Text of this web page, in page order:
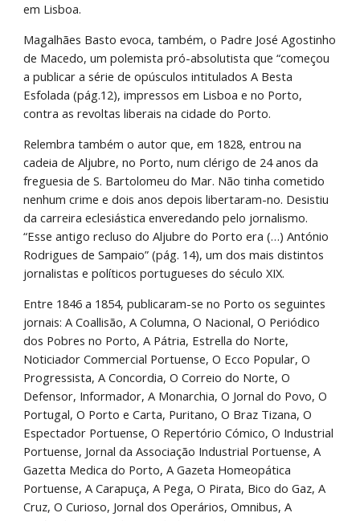
em Lisboa.
Magalhães Basto evoca, também, o Padre José Agostinho
de Macedo, um polemista pró-absolutista que “começou
a publicar a série de opúsculos intitulados A Besta
Esfolada (pág.12), impressos em Lisboa e no Porto,
contra as revoltas liberais na cidade do Porto.
Relembra também o autor que, em 1828, entrou na
cadeia de Aljubre, no Porto, num clérigo de 24 anos da
freguesia de S. Bartolomeu do Mar. Não tinha cometido
nenhum crime e dois anos depois libertaram-no. Desistiu
da carreira eclesiástica enveredando pelo jornalismo.
“Esse antigo recluso do Aljubre do Porto era (…) António
Rodrigues de Sampaio” (pág. 14), um dos mais distintos
jornalistas e políticos portugueses do século XIX.
Entre 1846 a 1854, publicaram-se no Porto os seguintes
jornais: A Coallisão, A Columna, O Nacional, O Periódico
dos Pobres no Porto, A Pátria, Estrella do Norte,
Noticiador Commercial Portuense, O Ecco Popular, O
Progressista, A Concordia, O Correio do Norte, O
Defensor, Informador, A Monarchia, O Jornal do Povo, O
Portugal, O Porto e Carta, Puritano, O Braz Tizana, O
Espectador Portuense, O Repertório Cómico, O Industrial
Portuense, Jornal da Associação Industrial Portuense, A
Gazetta Medica do Porto, A Gazeta Homeopática
Portuense, A Carapuça, A Pega, O Pirata, Bico do Gaz, A
Cruz, O Curioso, Jornal dos Operários, Omnibus, A